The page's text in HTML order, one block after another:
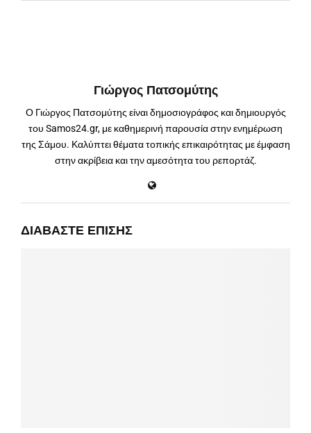
Γιώργος Πατσομύτης
Ο Γιώργος Πατσομύτης είναι δημοσιογράφος και δημιουργός
του Samos24.gr, με καθημερινή παρουσία στην ενημέρωση
της Σάμου. Καλύπτει θέματα τοπικής επικαιρότητας με έμφαση
στην ακρίβεια και την αμεσότητα του ρεπορτάζ.
ΔΙΑΒΆΣΤΕ ΕΠΊΣΗΣ